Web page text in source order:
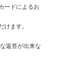
ードによるお
けます。
返答が出来な